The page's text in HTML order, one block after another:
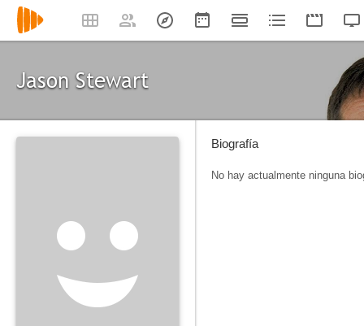
Jason Stewart
Biografía
No hay actualmente ninguna